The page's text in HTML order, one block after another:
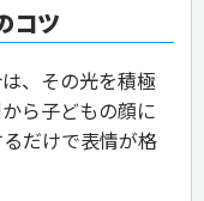
コツ
、その光を積極
ら子どもの顔に
だけで表情が格